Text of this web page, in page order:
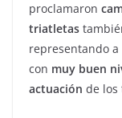
proclamaron
triatletas
representando a
con muy buen
actuación de los